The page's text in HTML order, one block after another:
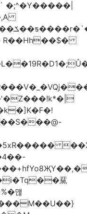
�;^�Y�����|
R��Hh��$�
䵤
먢